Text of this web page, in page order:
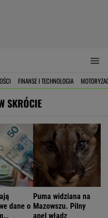
FINANSE I TECHNOLOGIA
SKRÓCIE
dane o
Puma widziana na
Mazowszu. Pilny
apel władz